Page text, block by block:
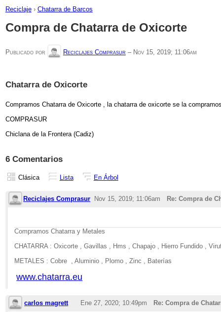
Reciclaje › Chatarra de Barcos
Compra de Chatarra de Oxicorte
Publicado por Reciclajes Comprasur – Nov 15, 2019; 11:06am
Chatarra de Oxicorte
Compramos Chatarra de Oxicorte , la chatarra de oxicorte se la
COMPRASUR
Chiclana de la Frontera (Cadiz)
6 Comentarios
Clásica Lista En Árbol
Reciclajes Comprasur Nov 15, 2019; 11:06am Re: Compra de
Compramos Chatarra y Metales
CHATARRA : Oxicorte , Gavillas , Hms , Chapajo , Hierro Fundido ,
METALES : Cobre , Aluminio , Plomo , Zinc , Baterías
www.chatarra.eu
carlos magrett Ene 27, 2020; 10:49pm Re: Compra de